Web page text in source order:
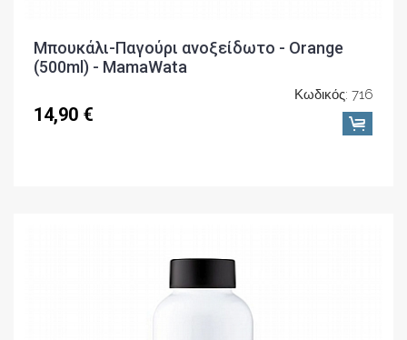
Μπουκάλι-Παγούρι ανοξείδωτο - Orange
(500ml) - MamaWata
Κωδικός: 716
14,90 €